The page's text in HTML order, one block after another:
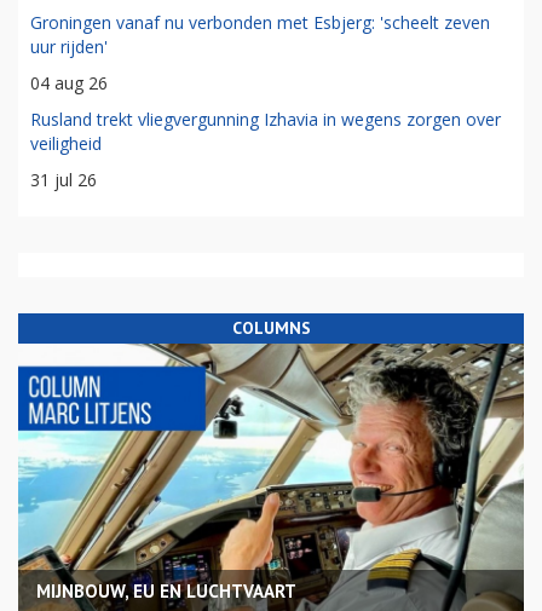
Groningen vanaf nu verbonden met Esbjerg: 'scheelt zeven
uur rijden'
04 aug 26
Rusland trekt vliegvergunning Izhavia in wegens zorgen over
veiligheid
31 jul 26
COLUMNS
MIJNBOUW, EU EN LUCHTVAART